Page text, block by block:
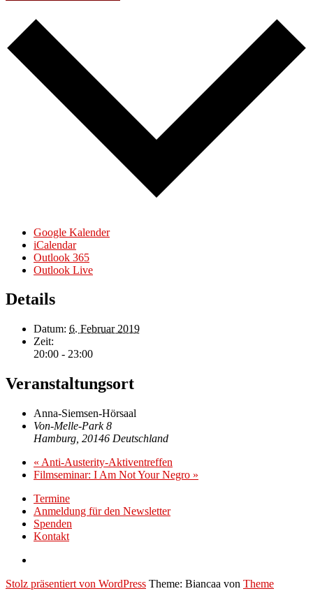
Google Kalender
iCalendar
Outlook 365
Outlook Live
Details
Datum: 6. Februar 2019
Zeit:
20:00 - 23:00
Veranstaltungsort
Anna-Siemsen-Hörsaal
Von-Melle-Park 8
Hamburg 20146 Deutschland
« Anti-Austerity-Aktiventreffen
Filmseminar: I Am Not Your Negro »
Termine
Anmeldung für den Newsletter
Spenden
Kontakt
Stolz präsentiert von WordPress Theme: Biancaa von Theme